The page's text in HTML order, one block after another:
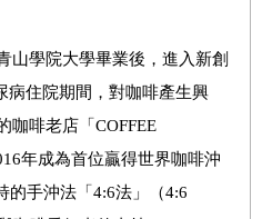
山學院大學畢業後，進入新創
病住院期間，對咖啡產生興
咖啡老店「COFFEE
年成為首位贏得世界咖啡沖
的手沖法「4:6法」（4:6